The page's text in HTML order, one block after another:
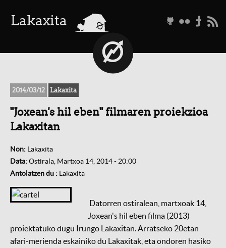
Lakaxita a g f t r
2014/03/12 Lakaxita
"Joxean's hil eben" filmaren proiekzioa
Lakaxitan
Non: Lakaxita
Data:Ostirala, Martxoa 14, 2014 - 20:00
Antolatzen du : Lakaxita
Datorren ostiralean, martxoak 14,
Joxean's hil eben filma (2013)
proiektatuko dugu Irungo Lakaxitan. Arratseko 20etan
afari-merienda eskainiko du Lakaxitak, eta ondoren hasiko